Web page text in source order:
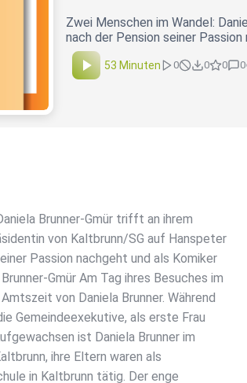
Zwei Menschen im Wandel:
nach der Pension seiner
53 Minuten 0 0 0 0
Brunner-Gmür trifft an ihrem
von Kaltbrunn/SG auf Hanspeter
Passion nachgeht und als Komiker
Gmür Am Tag ihres Besuches im
von Daniela Brunner. Während
Gemeindeexekutive, als erste Frau
ist Daniela Brunner im
ihre Eltern waren als
in Kaltbrunn tätig. Der enge